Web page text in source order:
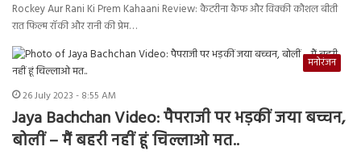
Rockey Aur Rani Ki Prem Kahaani Review: कैटरीना कैफ और विक्की कौशल बीती
रात फिल्म रॉकी और रानी की प्रेम…
मनोरंजन
26 July 2023 - 8:55 AM
Jaya Bachchan Video: पैपराजी पर भड़कीं जया बच्चन,
बोलीं – मैं बहरी नहीं हूं चिल्लाओ मत..